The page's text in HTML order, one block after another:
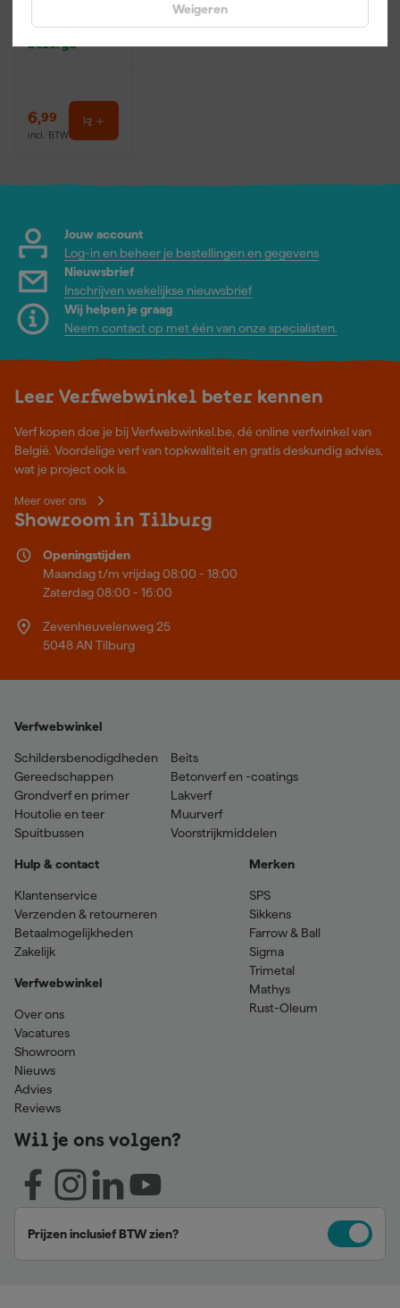
Weigeren
Zaterdag
bezorgd
6,99
incl. BTW
Jouw account
Log-in en beheer je bestellingen en gegevens
Nieuwsbrief
Inschrijven wekelijkse nieuwsbrief
Wij helpen je graag
Neem contact op met één van onze specialisten.
Leer Verfwebwinkel beter kennen
Verf kopen doe je bij Verfwebwinkel.be, dé online verfwinkel van
België. Voordelige verf van topkwaliteit en gratis deskundig advies,
wat je project ook is.
Meer over ons
Showroom in Tilburg
Openingstijden
Maandag t/m vrijdag 08:00 - 18:00
Zaterdag 08:00 - 16:00
Zevenheuvelenweg 25
5048 AN Tilburg
Verfwebwinkel
Schildersbenodigdheden
Gereedschappen
Grondverf en primer
Houtolie en teer
Spuitbussen
Beits
Betonverf en -coatings
Lakverf
Muurverf
Voorstrijkmiddelen
Hulp & contact
Klantenservice
Verzenden & retourneren
Betaalmogelijkheden
Zakelijk
Verfwebwinkel
Over ons
Vacatures
Showroom
Nieuws
Advies
Reviews
Merken
SPS
Sikkens
Farrow & Ball
Sigma
Trimetal
Mathys
Rust-Oleum
Wil je ons volgen?
Prijzen inclusief BTW zien?